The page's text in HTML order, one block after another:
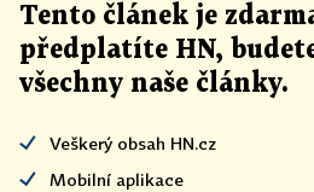
Tento článek je
předplatíte HN,
všechny naše články.
Veškerý obsah HN.cz
Mobilní aplikace